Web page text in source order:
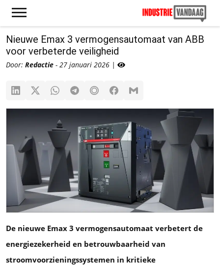
Nieuwe Emax 3 vermogensautomaat van ABB
voor verbeterde veiligheid
Door: Redactie - 27 januari 2026 |
De nieuwe Emax 3 vermogensautomaat verbetert de
energiezekerheid en betrouwbaarheid van
stroomvoorzieningssystemen in kritieke